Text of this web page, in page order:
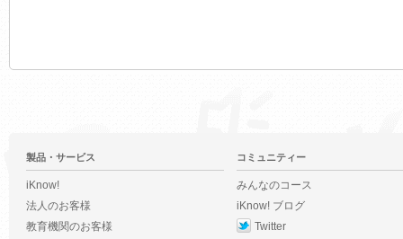
製品・サービス
iKnow!
法人のお客様
教育機関のお客様
コミュニティー
みんなのコース
iKnow! ブログ
Twitter